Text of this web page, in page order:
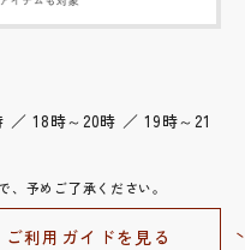
18時～20時 ／ 19時～21
予めご了承ください。
ご利用ガイドを見る